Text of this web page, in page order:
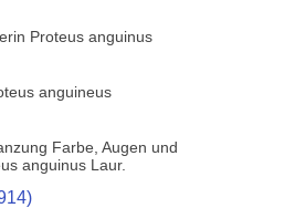
Proteus anguinus
anguineus
Farbe, Augen und
anguinus Laur.